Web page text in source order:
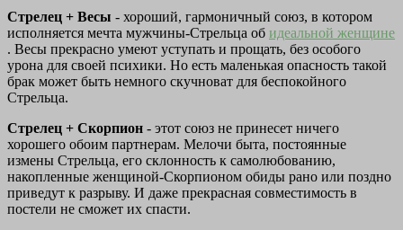
Стрелец + Весы - хороший, гармоничный союз, в котором
исполняется мечта мужчины-Стрельца об идеальной женщине
. Весы прекрасно умеют уступать и прощать, без особого
урона для своей психики. Но есть маленькая опасность такой
брак может быть немного скучноват для беспокойного
Стрельца.
Стрелец + Скорпион - этот союз не принесет ничего
хорошего обоим партнерам. Мелочи быта, постоянные
измены Стрельца, его склонность к самолюбованию,
накопленные женщиной-Скорпионом обиды рано или поздно
приведут к разрыву. И даже прекрасная совместимость в
постели не сможет их спасти.